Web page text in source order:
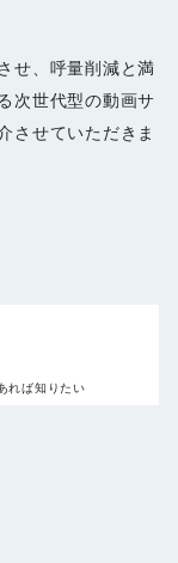
せ、呼量削減と満
次世代型の動画サ
させていただきま
れば知りたい